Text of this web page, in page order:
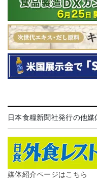
日本食糧新聞社発行の他媒
媒体紹介ページはこちら